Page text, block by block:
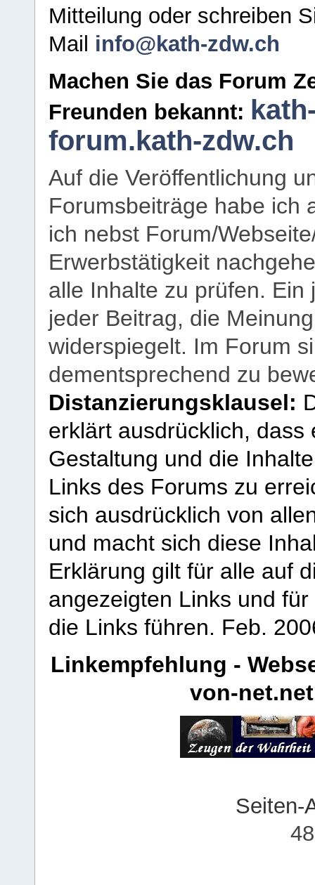
Mitteilung oder schreiben
Mail info@kath-zdw.ch
Machen Sie das Forum
Freunden bekannt:
forum.kath-zdw.ch
Auf die Veröffentlichung
Forumsbeiträge habe ich
ich nebst Forum/
Erwerbstätigkeit
alle Inhalte zu prüfen.
jeder Beitrag, die
widerspiegelt. Im Forum
dementsprechend zu
Distanzierungsklausel:
erklärt ausdrücklich,
Gestaltung und die
Links des Forums zu
sich ausdrücklich von
und macht sich diese
Erklärung gilt für alle auf
angezeigten Links und
die Links führen. Feb.
Linkempfehlung -
von-net.net
Seiten-